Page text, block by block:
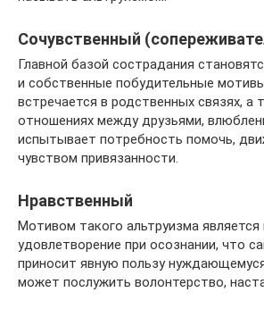
Сочувственный
Главной базой сострадания
и собственные побудительные
встречается в родственных связях, а
отношениях между друзьями,
испытывает потребность помочь,
чувством привязанности.
Нравственный
Мотивом такого альтруизма является
удовлетворение при осознании, что
приносит явную пользу
может послужить волонтерство,